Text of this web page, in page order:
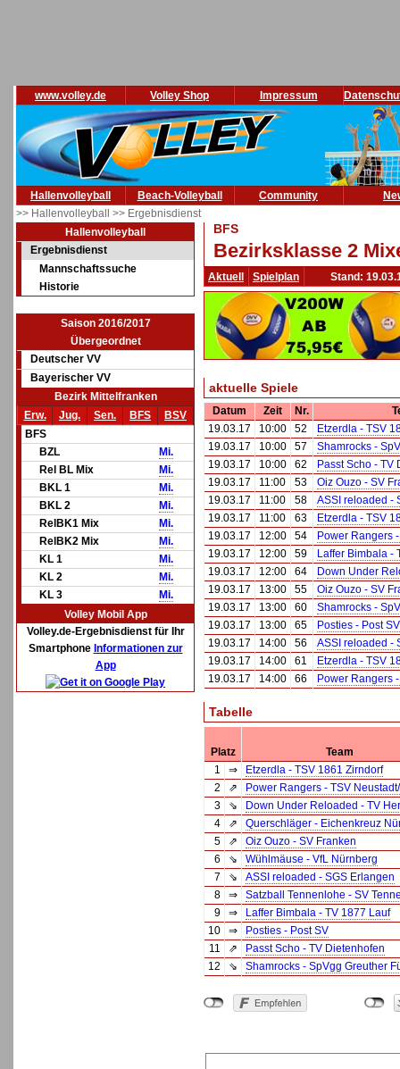
www.volley.de Volley Shop Impressum
Hallenvolleyball Beach-Volleyball Community
>> Hallenvolleyball >> Ergebnisdienst
Hallenvolleyball
Ergebnisdienst
Mannschaftssuche
Historie
Saison 2016/2017
Übergeordnet
Deutscher VV
Bayerischer VV
Bezirk Mittelfranken
Erw.
Jug. Sen. BFS
BSV
BFS
BZL
Mi.
Rel BL Mix
Mi.
BKL 1
Mi.
BKL 2
Mi.
RelBK1 Mix
Mi.
RelBK2 Mix
Mi.
KL 1
Mi.
KL 2
Mi.
KL 3
Mi.
Volley Mobil App
Volley.de-Ergebnisdienst für Ihr
Smartphone Informationen zur
App
BFS
Bezirksklasse 2
Aktuell Spielplan Stand:
aktuelle Spiele
Datum Zeit Nr.
19.03.17
10:00 52
Etzerdla - TSV
19.03.17
10:00 57
Shamrocks -
19.03.17
10:00 62
Passt Scho - TV
19.03.17
11:00 53
Oiz Ouzo - SV
19.03.17
11:00 58
ASSI reloaded -
19.03.17
11:00 63
Etzerdla - TSV
19.03.17
12:00 54
Power Rangers
19.03.17
12:00 59
Laffer Bimbala -
19.03.17
12:00 64
Down Under
19.03.17
13:00 55
Oiz Ouzo - SV
19.03.17
13:00 60
Shamrocks -
19.03.17
13:00 65
Posties - Post SV
19.03.17
14:00 56
ASSI reloaded -
19.03.17
14:00 61
Etzerdla - TSV
19.03.17
14:00 66 Power Rangers
Tabelle
Platz
Team
1
⇒
Etzerdla - TSV 1861 Zirndorf
2
⇗
Power Rangers - TSV
3
⇘
Down Under Reloaded - TV
4
⇗
Querschläger - Eichenkreuz
5
⇗
Oiz Ouzo - SV Franken
6
⇘
Wühlmäuse - VfL Nürnberg
7
⇘
ASSI reloaded - SGS Erlangen
8
⇒
Satzball Tennenlohe - SV
9
⇒
Laffer Bimbala - TV 1877 Lauf
10
⇒
Posties - Post SV
11
⇗
Passt Scho - TV Dietenhofen
12
⇘ Shamrocks - SpVgg Greuther